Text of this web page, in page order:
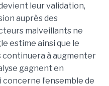
leur validation,
auprès des
malveillants ne
estime ainsi que le
continuera à augmenter
gagnent en
l’ensemble de